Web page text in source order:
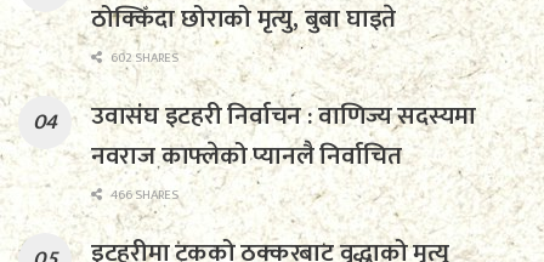
ठोक्किँदा छोराको मृत्यु, बुबा घाइते
602 SHARES
उवासंघ इटहरी निर्वाचन : वाणिज्य सदस्यमा
नवराज काफ्लेको प्यानलै निर्वाचित
466 SHARES
इटहरीमा ट्रकको ठक्करबाट वृद्धाको मृत्यु